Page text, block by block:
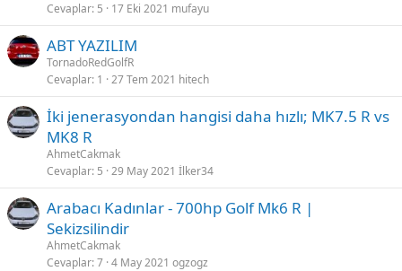
Cevaplar 5 17 Eki 2021 mufayu
ABT YAZILIM
TornadoRedGolfR
Cevaplar 1 27 Tem 2021 hitech
İki jenerasyondan hangisi daha hızlı; MK7.5 R vs
MK8 R
AhmetCakmak
Cevaplar 5 29 May 2021 İlker34
Arabacı Kadınlar - 700hp Golf Mk6 R |
Sekizsilindir
AhmetCakmak
Cevaplar 7 4 May 2021 ogzogz